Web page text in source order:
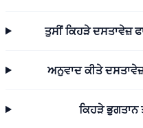
ਤੁਸੀਂ ਕਿਹੜੇ ਦਸਤਾਵੇਜ਼
ਅਨੁਵਾਦ ਕੀਤੇ
ਕਿਹੜੇ